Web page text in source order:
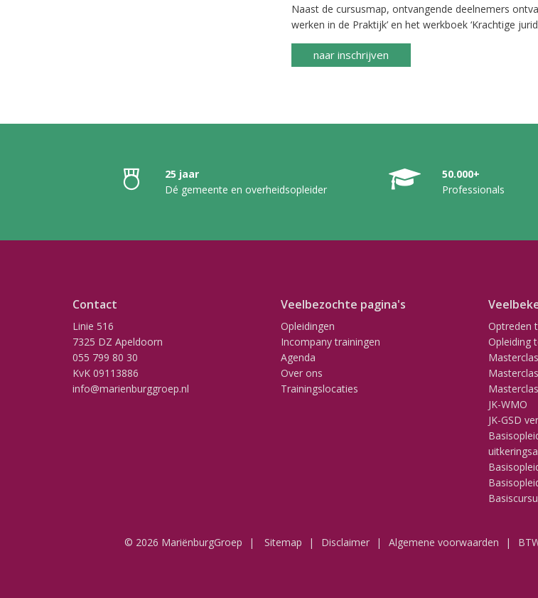
Naast de cursusmap, ontvangende deelnemers
werken in de Praktijk’ en het werkboek ‘Krachtige
naar inschrijven
25 jaar
Dé gemeente en overheidsopleider
50.000+
Professionals
Contact
Linie 516
7325 DZ Apeldoorn
055 799 80 30
KvK 09113886
info@marienburggroep.nl
Veelbezochte pagina's
Opleidingen
Incompany trainingen
Agenda
Over ons
Trainingslocaties
Optreden
Opleiding
JK-WMO
JK-GSD
© 2026 MariënburgGroep Sitemap Disclaimer Algemene voorwaarden